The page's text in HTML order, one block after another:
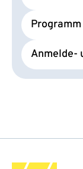
Anmelde-